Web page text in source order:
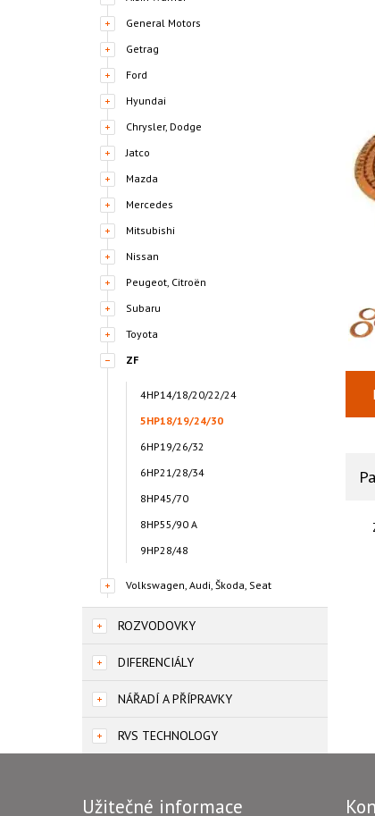
General Motors
Getrag
Ford
Hyundai
Chrysler, Dodge
Jatco
Mazda
Mercedes
Mitsubishi
Nissan
Peugeot, Citroën
Subaru
Toyota
ZF
4HP14/18/20/22/24
5HP18/19/24/30
6HP19/26/32
6HP21/28/34
8HP45/70
8HP55/90 A
9HP28/48
Volkswagen, Audi, Škoda, Seat
ROZVODOVKY
DIFERENCIÁLY
NÁŘADÍ A PŘÍPRAVKY
RVS TECHNOLOGY
Užitečné informace